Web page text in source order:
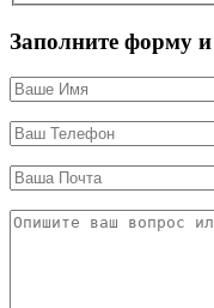
Заполните форму